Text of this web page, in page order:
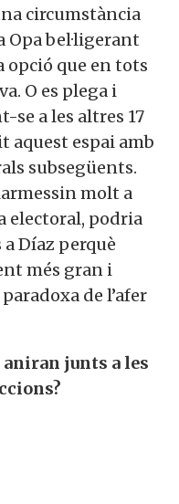
circumstància
bel·ligerant
opció que en tots
O es plega i
a les altres 17
aquest espai amb
subsegüents.
molt a
electoral, podria
Díaz perquè
més gran i
de l’afer
aniran junts a les